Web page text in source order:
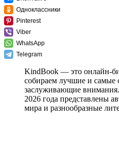
Одноклассники
Pinterest
Viber
WhatsApp
Telegram
KindBook — это онлайн-
собираем лучшие и самые
заслуживающие
2026 года представлены
мира и разнообразные